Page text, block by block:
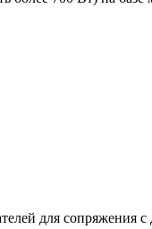
для сопряжения